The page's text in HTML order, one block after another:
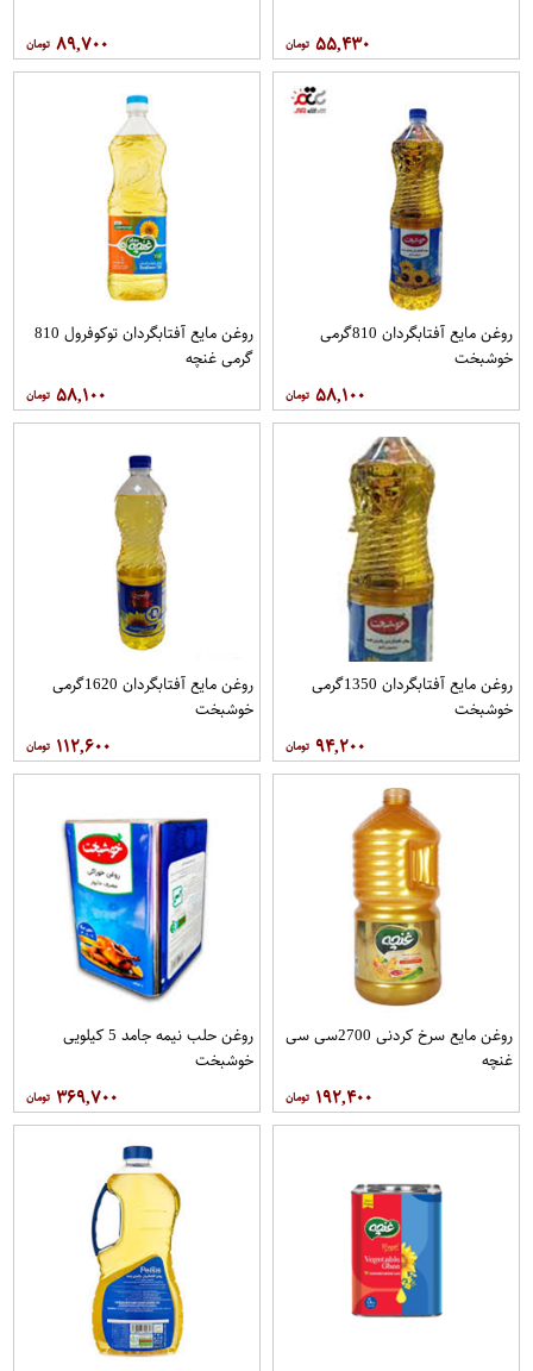
۵۵,۴۳۰ ۸۹,۷۰۰
روغن مايع آفتابگردان 810گرمی
خوشبخت
۵۸,۱۰۰
روغن مايع آفتابگردان توکوفرول 810
گرمی غنچه
۵۸,۱۰۰
روغن مايع آفتابگردان 1350گرمی
خوشبخت
۹۴,۲۰۰
روغن مايع آفتابگردان 1620گرمی
خوشبخت
۱۱۲,۶۰۰
روغن مایع سرخ کردنی 2700سی سی
غنچه
۱۹۲,۴۰۰
روغن حلب نیمه جامد 5 کیلویی
خوشبخت
۳۶۹,۷۰۰